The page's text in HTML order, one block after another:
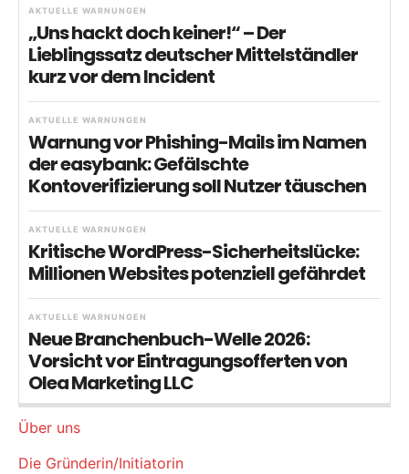
AKTUELLE WARNUNGEN
„Uns hackt doch keiner!“ – Der
Lieblingssatz deutscher Mittelständler
kurz vor dem Incident
AKTUELLE WARNUNGEN
Warnung vor Phishing-Mails im Namen
der easybank: Gefälschte
Kontoverifizierung soll Nutzer täuschen
AKTUELLE WARNUNGEN
Kritische WordPress-Sicherheitslücke:
Millionen Websites potenziell gefährdet
AKTUELLE WARNUNGEN
Neue Branchenbuch-Welle 2026:
Vorsicht vor Eintragungsofferten von
Olea Marketing LLC
Über uns
Die Gründerin/Initiatorin